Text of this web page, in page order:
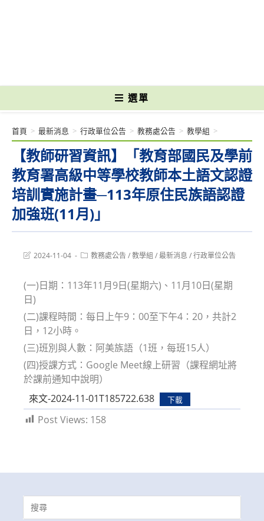
選單
【教師研習資訊】「教育部國民及學前
教育署高級中等學校教師本土語文認證
培訓實施計畫─113年原住民族語認證
加強班(11月)」
首頁 > 最新消息 > 行政單位公告 > 教務處公告 > 教學組 >
Post2024-11-04
Post教務處公告/教學組 /最新消息 /行政單位公告
(一)日期：113年11月9日(星期六)、11月10日(星期
日)
(二)課程時間：每日上午9：00至下午4：20，共計2
日，12小時。
(三)班別與人數：阿美族語（1班，每班15人）
(四)授課方式：Google Meet線上研習（課程網址將
於課前通知中說明）
來文-2024-11-01T185722.638
下載
Post Views: 158
Search
for: